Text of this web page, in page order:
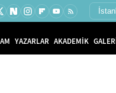
YAZARLAR AKADEMİK